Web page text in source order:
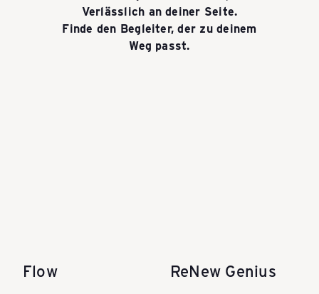
Verlässlich an deiner Seite.
Finde den Begleiter, der zu deinem
Weg passt.
Flow ReNew Genius